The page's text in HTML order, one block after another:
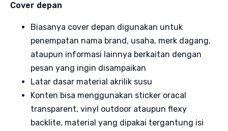
Cover depan
Biasanya cover depan digunakan untuk
penempatan nama brand, usaha, merk dagang,
ataupun informasi lainnya berkaitan dengan
pesan yang ingin disampaikan
Latar dasar material akrilik susu
Konten bisa menggunakan sticker oracal
transparent, vinyl outdoor ataupun flexy
backlite, material yang dipakai tergantung isi